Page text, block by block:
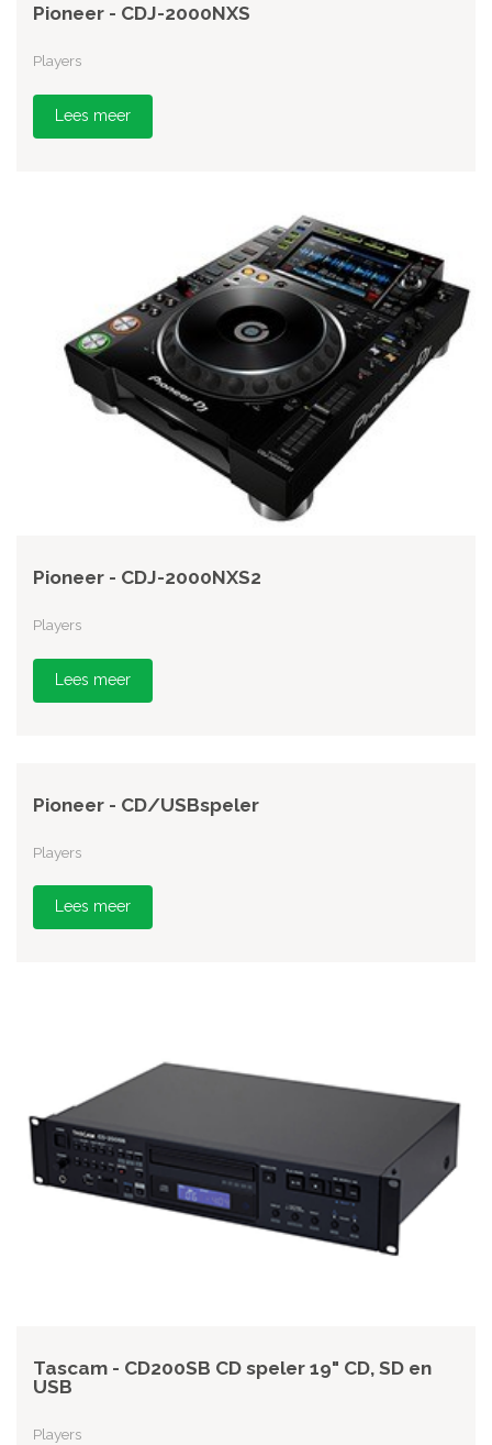
Pioneer - CDJ-2000NXS
Players
Lees meer
Pioneer - CDJ-2000NXS2
Players
Lees meer
Pioneer - CD/USBspeler
Players
Lees meer
Tascam - CD200SB CD speler 19" CD, SD en
USB
Players